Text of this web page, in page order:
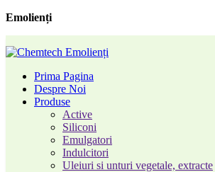
Emolienți
Prima Pagina
Despre Noi
Produse
Active
Siliconi
Emulgatori
Indulcitori
Uleiuri si unturi vegetale, extracte